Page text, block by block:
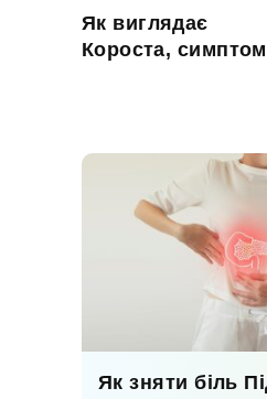
Як виглядає
Короста,
Як зняти біль